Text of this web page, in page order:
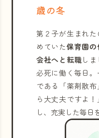
歳の冬
第２子が生まれ
めていた保育園
会社へと転職し
必死に働く毎日
である「薬剤散
ら大丈夫ですよ
し、充実した毎日